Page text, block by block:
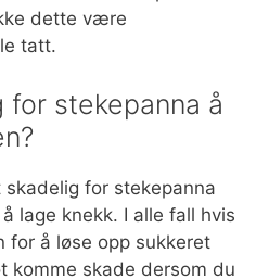
dette være
tatt.
for stekepanna å
for stekepanna
lage knekk. I alle fall hvis
for å løse opp sukkeret
komme skade dersom du